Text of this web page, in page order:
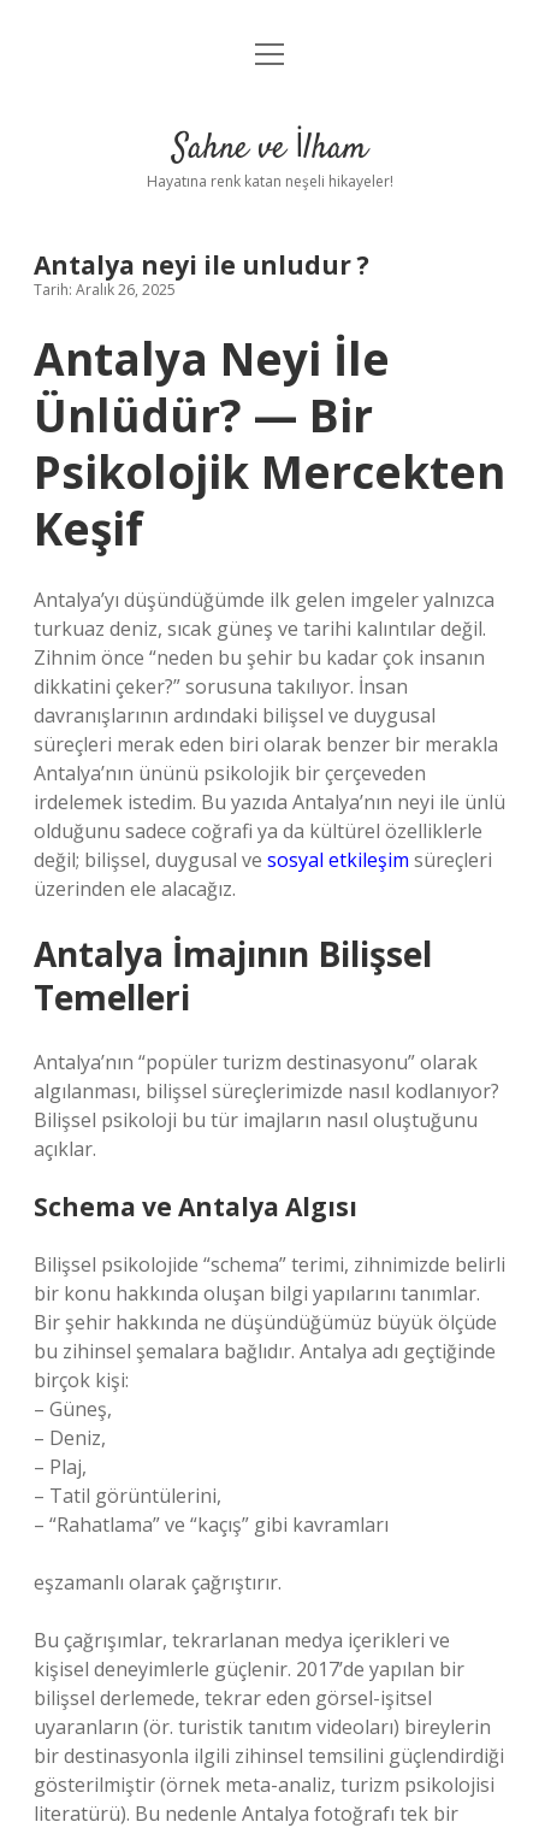
Anasayfa
Yasal Uyarı
menüyü
Sahne ve İlham
Hayatına renk katan neşeli hikayeler!
Antalya neyi ile unludur ?
Tarih: Aralık 26, 2025
Antalya Neyi İle
Ünlüdür? — Bir
Psikolojik Mercekten
Keşif
Antalya’yı düşündüğümde ilk gelen imgeler yalnızca
turkuaz deniz, sıcak güneş ve tarihi kalıntılar değil.
Zihnim önce “neden bu şehir bu kadar çok insanın
dikkatini çeker?” sorusuna takılıyor. İnsan
davranışlarının ardındaki bilişsel ve duygusal
süreçleri merak eden biri olarak benzer bir merakla
Antalya’nın ününü psikolojik bir çerçeveden
irdelemek istedim. Bu yazıda Antalya’nın neyi ile ünlü
olduğunu sadece coğrafi ya da kültürel özelliklerle
değil; bilişsel, duygusal ve sosyal etkileşim süreçleri
üzerinden ele alacağız.
Antalya İmajının Bilişsel
Temelleri
Antalya’nın “popüler turizm destinasyonu” olarak
algılanması, bilişsel süreçlerimizde nasıl kodlanıyor?
Bilişsel psikoloji bu tür imajların nasıl oluştuğunu
açıklar.
Schema ve Antalya Algısı
Bilişsel psikolojide “schema” terimi, zihnimizde belirli
bir konu hakkında oluşan bilgi yapılarını tanımlar.
Bir şehir hakkında ne düşündüğümüz büyük ölçüde
bu zihinsel şemalara bağlıdır. Antalya adı geçtiğinde
birçok kişi:
– Güneş,
– Deniz,
– Plaj,
– Tatil görüntülerini,
– “Rahatlama” ve “kaçış” gibi kavramları
eşzamanlı olarak çağrıştırır.
Bu çağrışımlar, tekrarlanan medya içerikleri ve
kişisel deneyimlerle güçlenir. 2017’de yapılan bir
bilişsel derlemede, tekrar eden görsel-işitsel
uyaranların (ör. turistik tanıtım videoları) bireylerin
bir destinasyonla ilgili zihinsel temsilini güçlendirdiği
gösterilmiştir (örnek meta-analiz, turizm psikolojisi
literatürü). Bu nedenle Antalya fotoğrafı tek bir